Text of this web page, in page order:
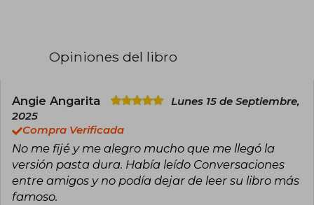
amistad y el amor.
más exitoso, ganando el Premio Costa al Mejor
serie de televisión. En 2021 publicó Beautiful
World, Where Are You, continuando con su
estilo introspectivo y personajes profundos.
Rooney ha sido aclamada por su capacidad para
capturar la naturaleza de las relaciones
modernas, convirtiéndola en una de las voces
Opiniones del libro
Angie Angarita
Lunes 15 de Septiembre,
2025
Compra Verificada
No me fijé y me alegro mucho que me llegó la
versión pasta dura. Había leído Conversaciones
entre amigos y no podía dejar de leer su libro más
famoso.